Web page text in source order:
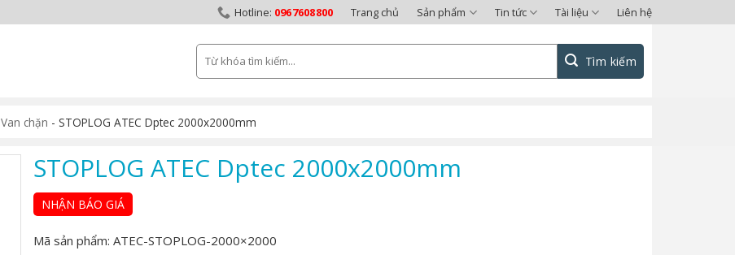
0967608800 Trang chủ Sản phẩm Tin tức Tài liệu Liên hệ
Tìm
kiếm:
Van chặn - STOPLOG ATEC Dptec 2000x2000mm
STOPLOG ATEC Dptec 2000x2000mm
NHẬN BÁO GIÁ
Mã sản phẩm: ATEC-STOPLOG-2000×2000